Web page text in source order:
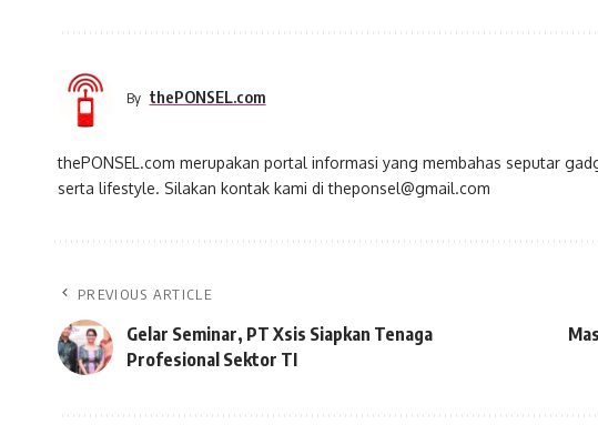
By thePONSEL.com
thePONSEL.com merupakan portal informasi yang membahas seputar
serta lifestyle. Silakan kontak kami di theponsel@gmail.com
PREVIOUS ARTICLE
Gelar Seminar, PT Xsis Siapkan Tenaga
Profesional Sektor TI